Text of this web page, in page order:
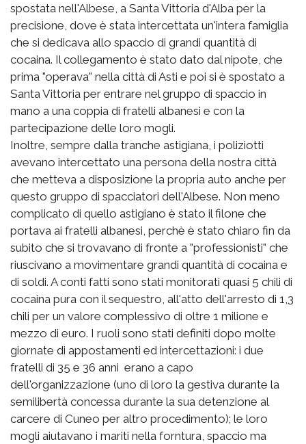
spostata nell'Albese, a Santa Vittoria d'Alba per la
precisione, dove è stata intercettata un'intera famiglia
che si dedicava allo spaccio di grandi quantità di
cocaina. Il collegamento è stato dato dal nipote, che
prima "operava" nella città di Asti e poi si è spostato a
Santa Vittoria per entrare nel gruppo di spaccio in
mano a una coppia di fratelli albanesi e con la
partecipazione delle loro mogli.
Inoltre, sempre dalla tranche astigiana, i poliziotti
avevano intercettato una persona della nostra città
che metteva a disposizione la propria auto anche per
questo gruppo di spacciatori dell'Albese. Non meno
complicato di quello astigiano è stato il filone che
portava ai fratelli albanesi, perchè è stato chiaro fin da
subito che si trovavano di fronte a "professionisti" che
riuscivano a movimentare grandi quantità di cocaina e
di soldi. A conti fatti sono stati monitorati quasi 5 chili di
cocaina pura con il sequestro, all'atto dell'arresto di 1,3
chili per un valore complessivo di oltre 1 milione e
mezzo di euro. I ruoli sono stati definiti dopo molte
giornate di appostamenti ed intercettazioni: i due
fratelli di 35 e 36 anni erano a capo
dell'organizzazione (uno di loro la gestiva durante la
semilibertà concessa durante la sua detenzione al
carcere di Cuneo per altro procedimento); le loro
mogli aiutavano i mariti nella forntura, spaccio ma